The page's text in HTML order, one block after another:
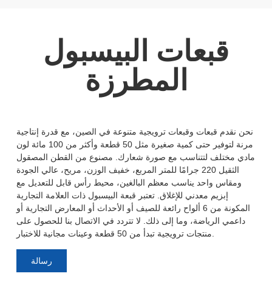
قبعات البيسبول
المطرزة
نحن نقدم قبعات وقبعات ترويجية متنوعة في الصين، مع قدرة إنتاجية
مرنة لتوفير حتى كمية صغيرة مثل 50 قطعة وأكثر من 100 مائة لون
مادي مختلف لتتناسب مع صورة شعارك. مصنوع من القطن المصقول
الثقيل 220 جرامًا للمتر المربع، خفيف الوزن، مريح، عالي الجودة
ومقاس واحد يناسب معظم البالغين، محيط رأس قابل للتعديل مع
إبزيم معدني للإغلاق. تعتبر قبعة البيسبول ذات العلامة التجارية
المكونة من 6 ألواح رائعة للصيف أو الأحداث أو المعارض التجارية أو
داعمي الرياضة، وما إلى ذلك. لا تتردد في الاتصال بنا للحصول على
منتجات ترويجية تبدأ من 50 قطعة وعينات مجانية للاختبار.
رسالة